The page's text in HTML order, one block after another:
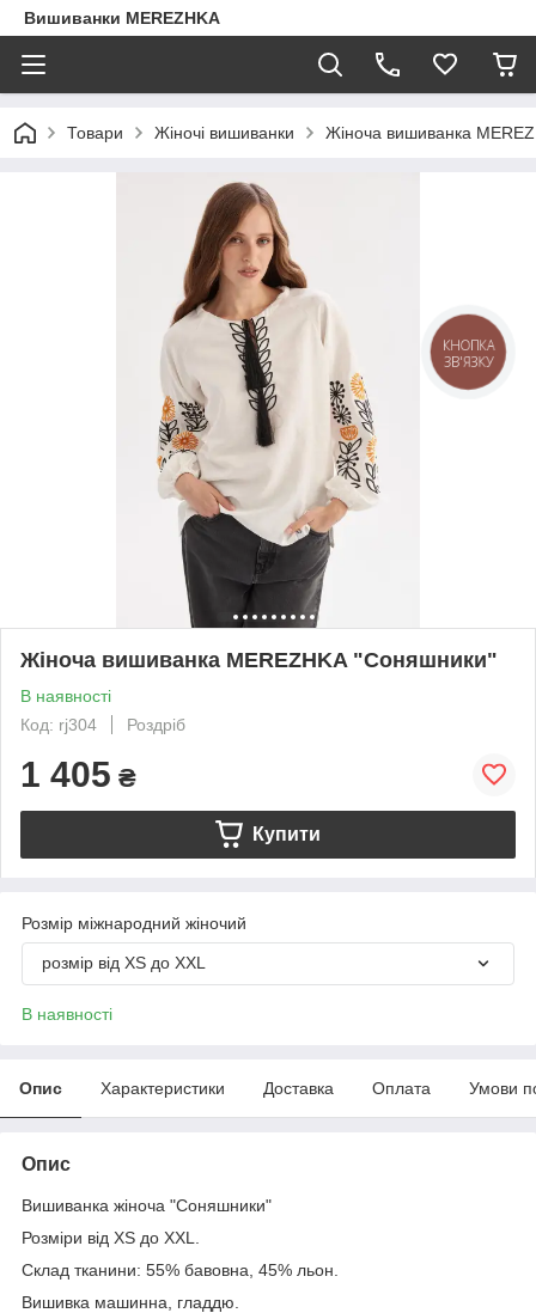
Вишиванки MEREZHKA
Товари Жіночі вишиванки Жіноча вишиванка
Жіноча вишиванка MEREZHKA "Соняшники"
В наявності
Код: rj304
Роздріб
1 405 ₴
Купити
Розмір міжнародний жіночий
розмір від XS до XXL
В наявності
Опис Характеристики Доставка Оплата Умови
Опис
Вишиванка жіноча "Соняшники"
Розміри від XS до XXL.
Склад тканини: 55% бавовна, 45% льон.
Вишивка машинна, гладдю.
КНОПКА
ЗВ'ЯЗКУ